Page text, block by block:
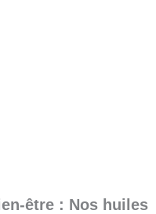
être : Nos huiles